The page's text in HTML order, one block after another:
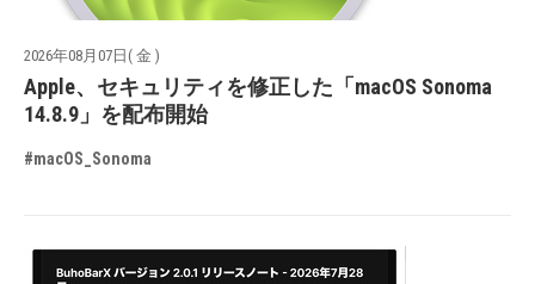
2026年08月07日( 金 )
Apple、セキュリティを修正した「macOS Sonoma
14.8.9」を配布開始
#macOS_Sonoma